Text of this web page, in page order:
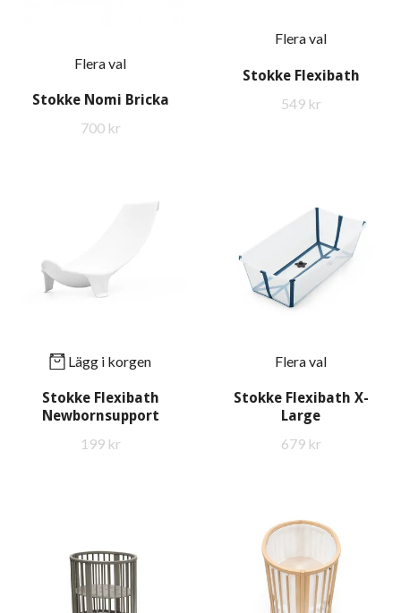
Flera val
Stokke Nomi Bricka
700 kr
Flera val
Stokke Flexibath
549 kr
Lägg i korgen
Stokke Flexibath
Newbornsupport
199 kr
Flera val
Stokke Flexibath X-
Large
679 kr